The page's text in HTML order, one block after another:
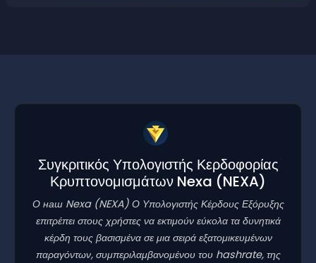
Συγκριτικός Υπολογιστής Κερδοφορίας
Κρυπτονομισμάτων Nexa (NEXA)
Ο наш Nexa (NEXA)Ο Υπολογιστής Κέρδους Εξόρυξης
επιτρέπει στους χρήστες να εκτιμούν εύκολα τα δυνητικά
κέρδη τους βασισμένα σε μια σειρά εξατομικευμένων
παραγόντων, συμπεριλαμβανομένου του hashrate, της